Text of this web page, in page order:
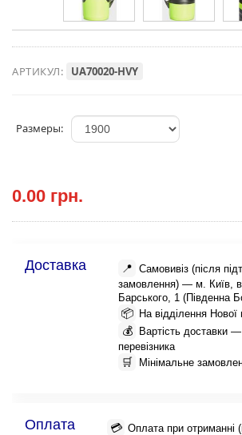
АРТИКУЛ: UA70020-HVY
Размеры:
0.00 грн.
Доставка 📍 Самовивіз (після
замовлення) — м. Київ,
Барського, 1 (Південна
📦 На відділення Нової
💰
Вартість доставки
перевізника
🛒 Мінімальне
Оплата 💳 Оплата при отриманні